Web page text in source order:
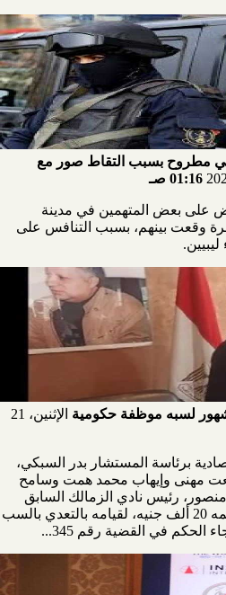
مطروح بسبب التقاط صور مع
01:16 صـ
على بعض المتهمين في مدينة
وقعت بينهم، بسبب التنافس على
الإثنين، 21
برئاسة المستشار بدر السبكي،
مهنى وإيهاب محمد همت وسامح
رئيس نادي الزمالك السابق
بالحبس 6 أشهر مع النفاذ وتغريمه 20 ألف جنيه، لقيامه بالتعدي بالسب
في القضية رقم 345...